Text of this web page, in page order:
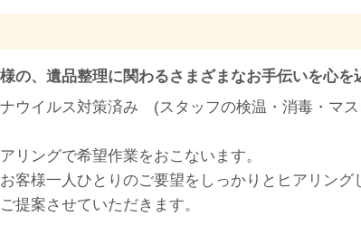
の、遺品整理に関わるさまざまなお手伝いを心を
ウイルス対策済み (スタッフの検温・消毒・マス
リングで希望作業をおこないます。
客様一人ひとりのご要望をしっかりとヒアリング
提案させていただきます。